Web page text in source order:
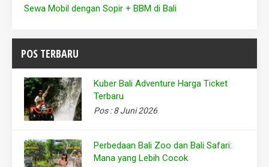
Sewa Mobil dengan Sopir + BBM di Bali
POS TERBARU
Kuber Bali Adventure Harga Ticket
Terbaru
Pos : 8 Juni 2026
Perbedaan Bali Zoo dan Bali Safari:
Mana yang Lebih Cocok